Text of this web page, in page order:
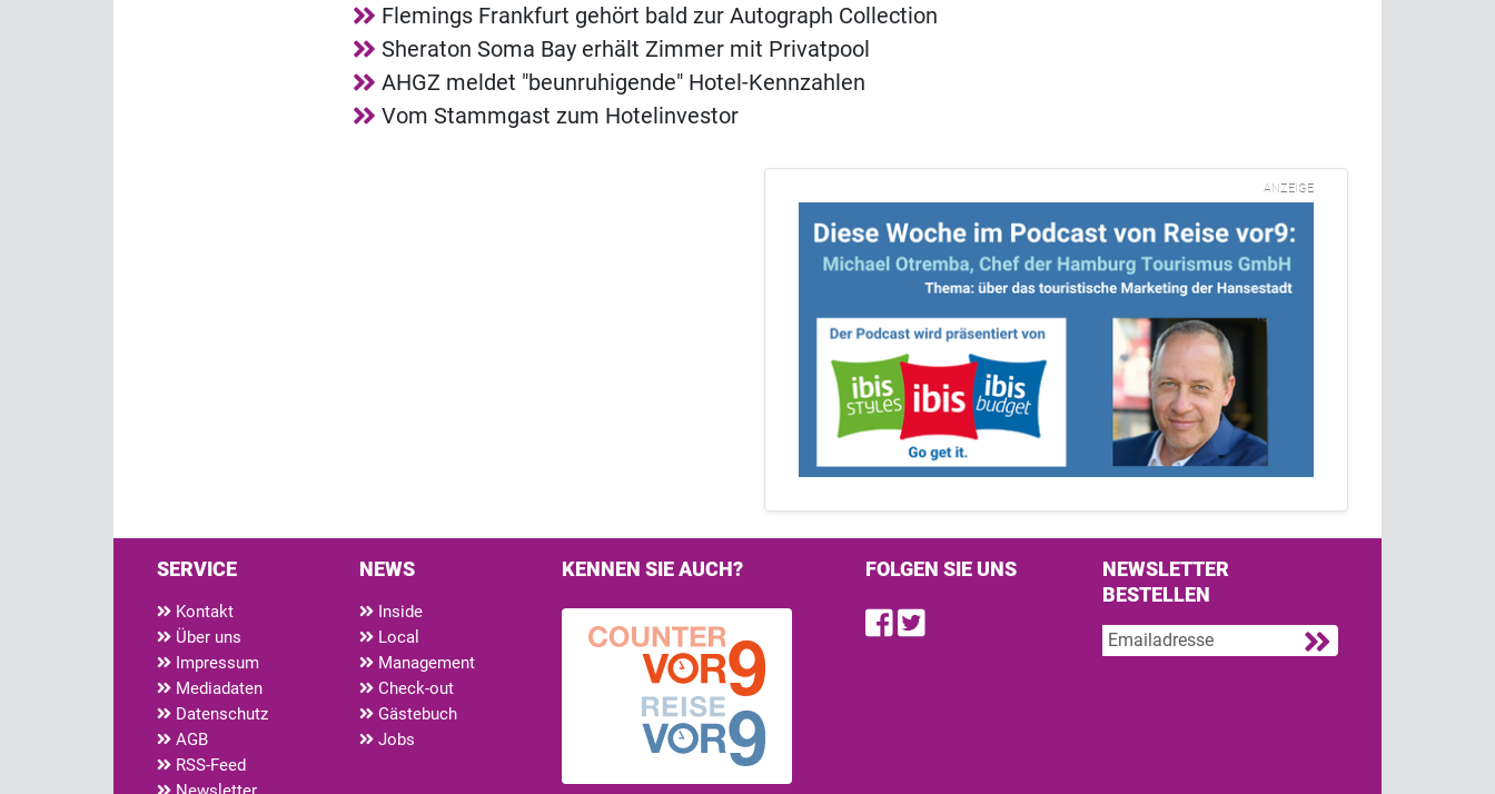
Flemings Frankfurt gehört bald zur Autograph Collection
Sheraton Soma Bay erhält Zimmer mit Privatpool
AHGZ meldet "beunruhigende" Hotel-Kennzahlen
Vom Stammgast zum Hotelinvestor
ANZEIGE
SERVICE
Kontakt
Über uns
Impressum
Mediadaten
Datenschutz
AGB
RSS-Feed
NEWS
Inside
Local
Management
Check-out
Gästebuch
Jobs
KENNEN SIE AUCH? FOLGEN SIE UNS
Find us on Facebook
Follow us on Twitter
NEWSLETTER
BESTELLEN